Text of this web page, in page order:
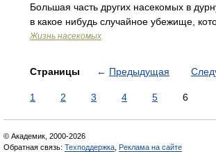
Большая часть других насекомых в
в какое нибудь случайное убежище,
Жизнь насекомых
Страницы ← Предыдущая
1 2 3 4 5 6
© Академик, 2000-2026
Обратная связь: Техподдержка Реклама на сайте